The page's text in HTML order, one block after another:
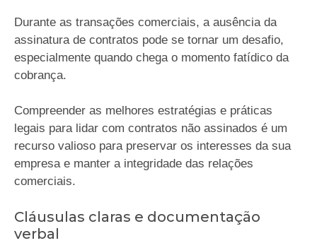
Durante as transações comerciais, a ausência da
assinatura de contratos pode se tornar um desafio,
especialmente quando chega o momento fatídico da
cobrança.
Compreender as melhores estratégias e práticas
legais para lidar com contratos não assinados é um
recurso valioso para preservar os interesses da sua
empresa e manter a integridade das relações
comerciais.
Cláusulas claras e documentação
verbal